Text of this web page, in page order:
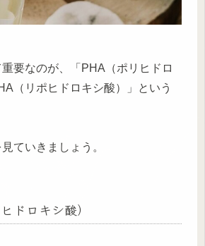
要なのが、「PHA（ポリヒドロ
（リポヒドロキシ酸）」という
ていきましょう。
ドロキシ酸）